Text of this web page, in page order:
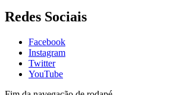
Redes Sociais
Facebook
Instagram
Twitter
YouTube